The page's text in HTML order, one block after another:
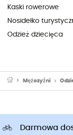
Kaski rowerowe
Nosidełko
Odzież dziecięca
Mężczyźni
Darmowa